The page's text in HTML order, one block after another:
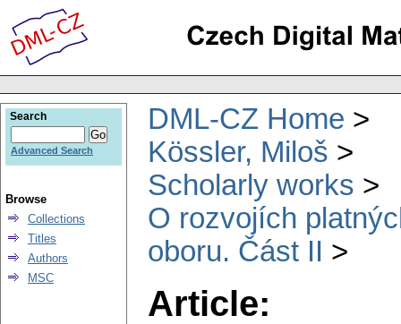
DML-CZ Home
Kössler, Miloš
Scholarly works
O rozvojích
oboru. Část II
Article:
Search
Advanced Search
Browse
Collections
Titles
Authors
MSC